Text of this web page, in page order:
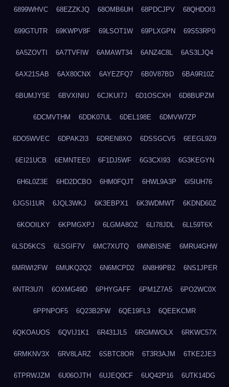
6899WHVC 68EZZKJQ 68OMB6UH 68PDCJPV 68QHDOI3
699GTUTR 69KWPV8F 69LSOT1W 69PLXGPN 69S53RP0
6A5ZOVTI 6A7TVFIW 6AMAWT34 6ANZ4C8L 6AS3LJQ4
6AX21SAB 6AX80CNX 6AYEZFQ7 6B0V87BD 6BA9R10Z
6BUMJY5E 6BVXINIU 6CJKUI7J 6D1OSCXH 6D8BUPZM
6DCMVTHM 6DDK07UL 6DEL198E 6DMVW7ZP
6DO5WVEC 6DPAK2I3 6DREN8XO 6DSSGCV5 6EEGL9Z9
6EI21UCB 6EMNTEE0 6F1DJ5WF 6G3CXI93 6G3KEGYN
6H6L0Z3E 6HD2DCBO 6HM0FQJT 6HWL9A3P 6I5IUH76
6JGSI1UR 6JQL3WKJ 6K3EBPX1 6K3WDMWT 6KDND60Z
6KOOILKY 6KPMGXPJ 6LGMA8OZ 6LI78JDL 6LL59T6X
6LSD5KCS 6LSGIF7V 6MC7XUTQ 6MNBISNE 6MRU4GHW
6MRWI2FW 6MUKQ2Q2 6N6MCPD2 6N8H9PB2 6NS1JPER
6NTR3U7I 6OXMG49D 6PHYGAFF 6PM1Z7A5 6PO2WC0X
6PPNPOF5 6Q23B2FW 6QE19FL3 6QEEKCMR
6QKOAUOS 6QVIJ1K1 6R431JL5 6RGMWOLX 6RKWC57X
6RMKNV3X 6RV8LARZ 6SBTC8OR 6T3R3AJM 6TKE2JE3
6TPRWJZM 6U06OJTH 6UJEQ0CF 6UQ42P16 6UTK14DG